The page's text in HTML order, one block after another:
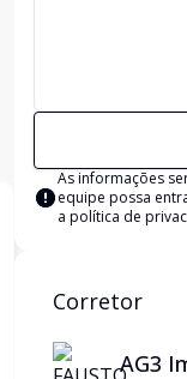
As informações
equipe possa
a política de
Corretor
AG3